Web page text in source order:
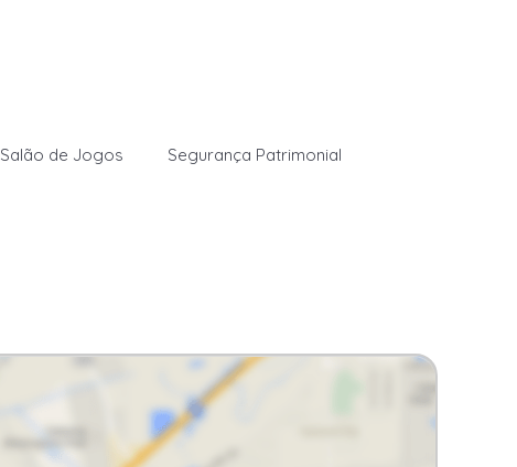
Salão de Jogos Segurança Patrimonial